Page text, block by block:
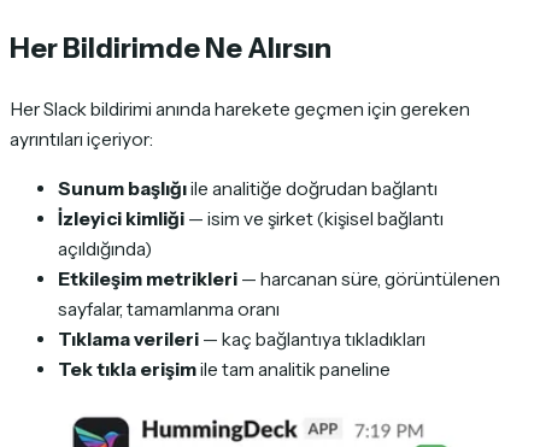
Her Bildirimde Ne Alırsın
Her Slack bildirimi anında harekete geçmen için gereken
ayrıntıları içeriyor:
Sunum başlığıile analitiğe doğrudan bağlantı
İzleyici kimliği — isim ve şirket (kişisel bağlantı
açıldığında)
Etkileşim metrikleri — harcanan süre, görüntülenen
sayfalar, tamamlanma oranı
Tıklama verileri — kaç bağlantıya tıkladıkları
Tek tıkla erişimile tam analitik paneline